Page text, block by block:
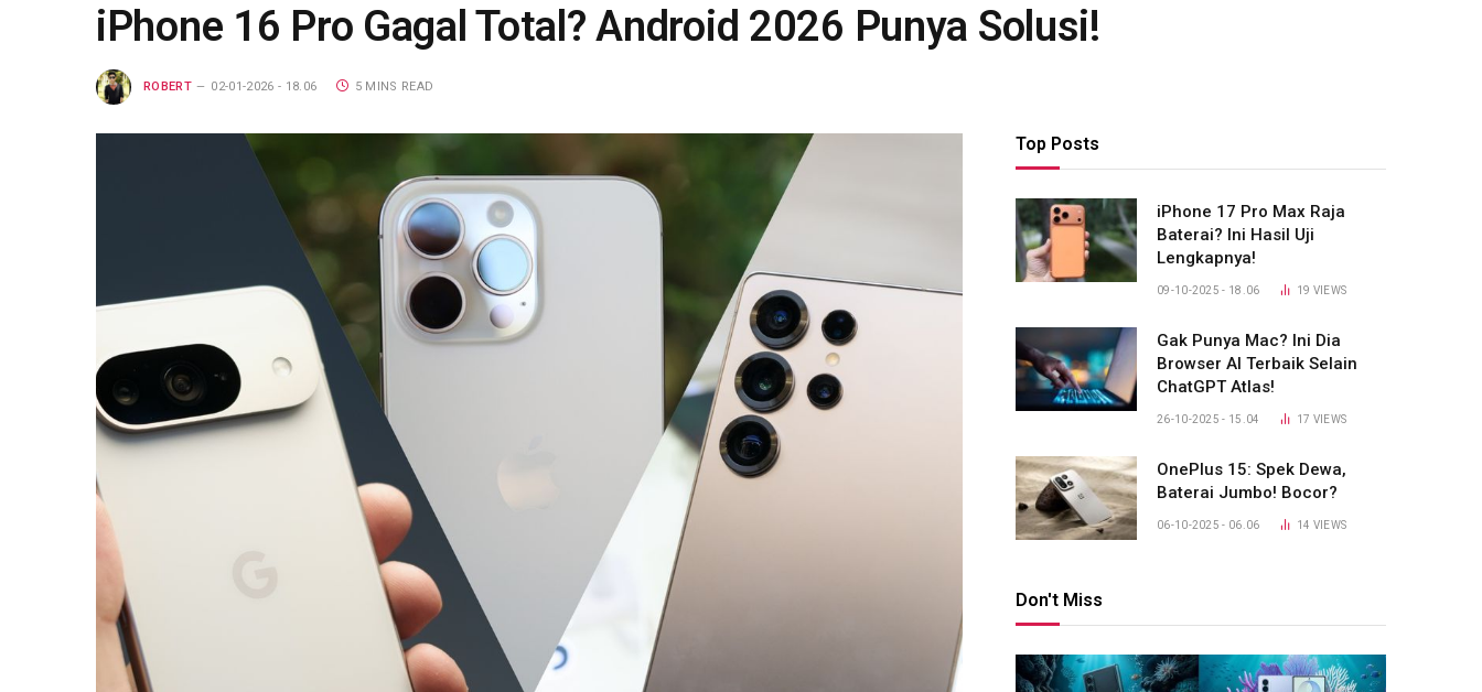
iPhone 16 Pro Gagal Total? Android 2026 Punya Solusi!
ROBERT 02-01-2026 - 18.06 5 MINS READ
Top Posts
iPhone 17 Pro Max Raja
Baterai? Ini Hasil Uji
Lengkapnya!
09-10-2025 - 18.06 19 VIEWS
Gak Punya Mac? Ini Dia
Browser AI Terbaik Selain
ChatGPT Atlas!
26-10-2025 - 15.04 17 VIEWS
OnePlus 15: Spek Dewa,
Baterai Jumbo! Bocor?
06-10-2025 - 06.06 14 VIEWS
Don't Miss